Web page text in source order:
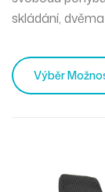
skládání,
pro každodenní
LCD ovládánía
komfort,
Výběr